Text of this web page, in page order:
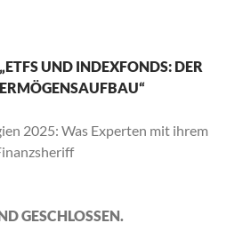
UND INDEXFONDS: DER
2025: Was Experten mit ihrem
GESCHLOSSEN.